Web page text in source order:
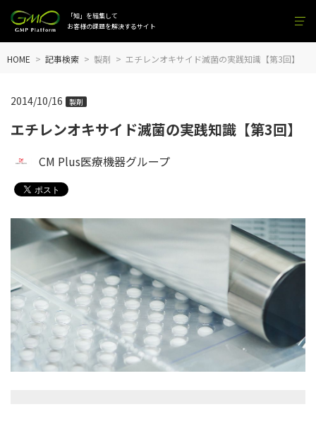
「知」を結集して
お客様の課題を解決するサイト
HOME 記事検索 製剤 エチレンオキサイド滅菌の実践知識【第3回】
エチレンオキサイド滅菌の実践知識【第3回】
2014/10/16 製剤
CM Plus医療機器グループ